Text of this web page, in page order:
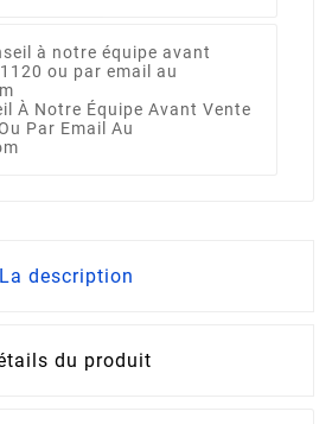
À Notre Équipe Avant Vente
Par Email Au
La description
du produit